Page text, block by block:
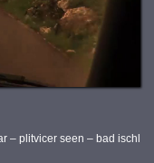
– plitvicer seen – bad ischl